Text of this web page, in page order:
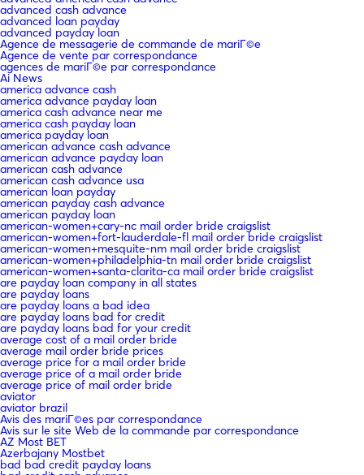
advanced cash advance
advanced loan payday
advanced payday loan
Agence de messagerie de commande de mariГ©e
Agence de vente par correspondance
agences de mariГ©e par correspondance
Ai News
america advance cash
america advance payday loan
america cash advance near me
america cash payday loan
america payday loan
american advance cash advance
american advance payday loan
american cash advance
american cash advance usa
american loan payday
american payday cash advance
american payday loan
american-women+cary-nc mail order bride craigslist
american-women+fort-lauderdale-fl mail order bride craigslist
american-women+mesquite-nm mail order bride craigslist
american-women+philadelphia-tn mail order bride craigslist
american-women+santa-clarita-ca mail order bride craigslist
are payday loan company in all states
are payday loans
are payday loans a bad idea
are payday loans bad for credit
are payday loans bad for your credit
average cost of a mail order bride
average mail order bride prices
average price for a mail order bride
average price of a mail order bride
average price of mail order bride
aviator
aviator brazil
Avis des mariГ©es par correspondance
Avis sur le site Web de la commande par correspondance
AZ Most BET
Azerbajany Mostbet
bad bad credit payday loans